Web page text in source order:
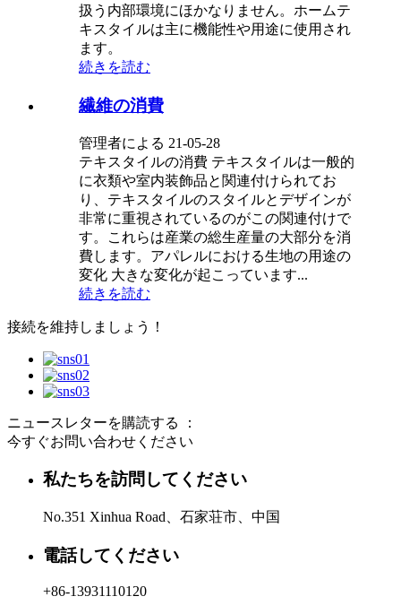
扱う内部環境にほかなりません。ホームテ
キスタイルは主に機能性や用途に使用され
ます。
続きを読む
繊維の消費
管理者による 21-05-28
テキスタイルの消費 テキスタイルは一般的
に衣類や室内装飾品と関連付けられてお
り、テキスタイルのスタイルとデザインが
非常に重視されているのがこの関連付けで
す。これらは産業の総生産量の大部分を消
費します。アパレルにおける生地の用途の
変化 大きな変化が起こっています...
続きを読む
接続を維持しましょう！
ニュースレターを購読する ：
今すぐお問い合わせください
私たちを訪問してください
No.351 Xinhua Road、石家荘市、中国
電話してください
+86-13931110120